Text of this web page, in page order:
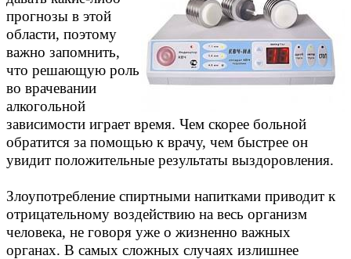
прогнозы в этой
области, поэтому
важно запомнить,
что решающую роль
во врачевании
алкогольной
зависимости играет время. Чем скорее больной
обратится за помощью к врачу, чем быстрее он
увидит положительные результаты выздоровления.
Злоупотребление спиртными напитками приводит к
отрицательному воздействию на весь организм
человека, не говоря уже о жизненно важных
органах. В самых сложных случаях излишнее